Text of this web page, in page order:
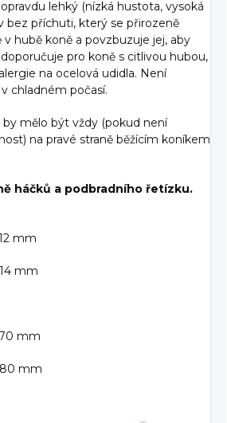
lehký (nízká hustota, vysoká
bez příchuti, který se přirozeně
hubě koně a povzbuzuje jej, aby
pro koně s citlivou hubou,
na ocelová udidla. Není
chladném počasí.
mělo být vždy (pokud není
na pravé straně běžícím koníkem
háčků a podbradního řetízku.
mm
mm
70 mm
80 mm